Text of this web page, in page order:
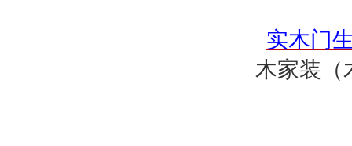
实木门
木家装（